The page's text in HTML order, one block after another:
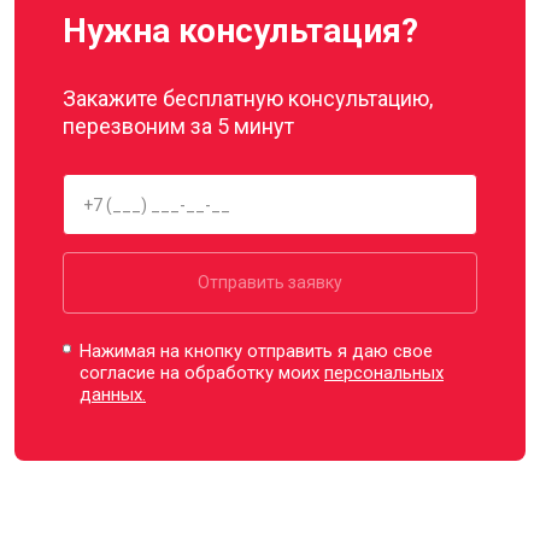
Нужна консультация?
Закажите бесплатную консультацию,
перезвоним за 5 минут
Отправить заявку
Нажимая на кнопку отправить я даю свое
согласие на обработку моихперсональных
данных.